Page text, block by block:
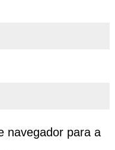
navegador para a